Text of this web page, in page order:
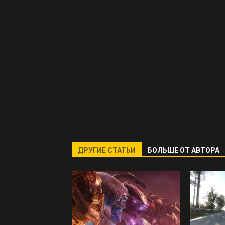
ДРУГИЕ СТАТЬИ БОЛЬШЕ ОТ АВТОРА